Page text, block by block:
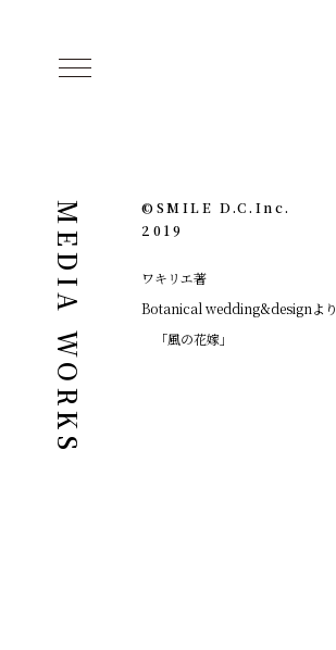
MEDIA WORKS
©︎SMILE D.C.Inc.
2019
ワキリエ著
Botanical wedding&designより
「風の花嫁」